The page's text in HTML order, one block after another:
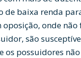
baixa renda
onde
são
os possuidores